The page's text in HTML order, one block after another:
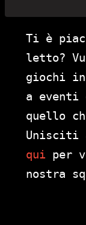
Ti è
letto?
giochi in
a eventi
quello
Unisciti
qui per
nostra